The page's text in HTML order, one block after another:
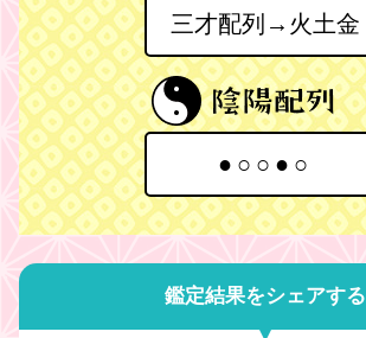
三才配列→火土金
●○○●○
鑑定結果をシェアする